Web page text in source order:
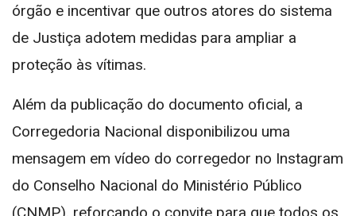
órgão e incentivar que outros atores do sistema
de Justiça adotem medidas para ampliar a
proteção às vítimas.
Além da publicação do documento oficial, a
Corregedoria Nacional disponibilizou uma
mensagem em vídeo do corregedor no Instagram
do Conselho Nacional do Ministério Público